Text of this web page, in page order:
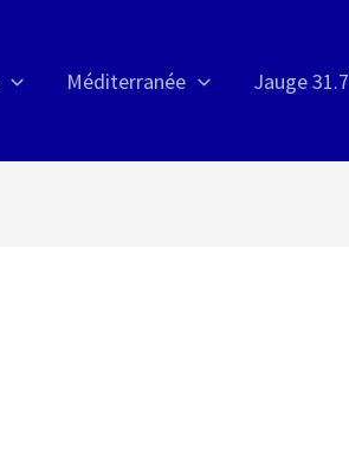
Méditerranée Jauge 31.7